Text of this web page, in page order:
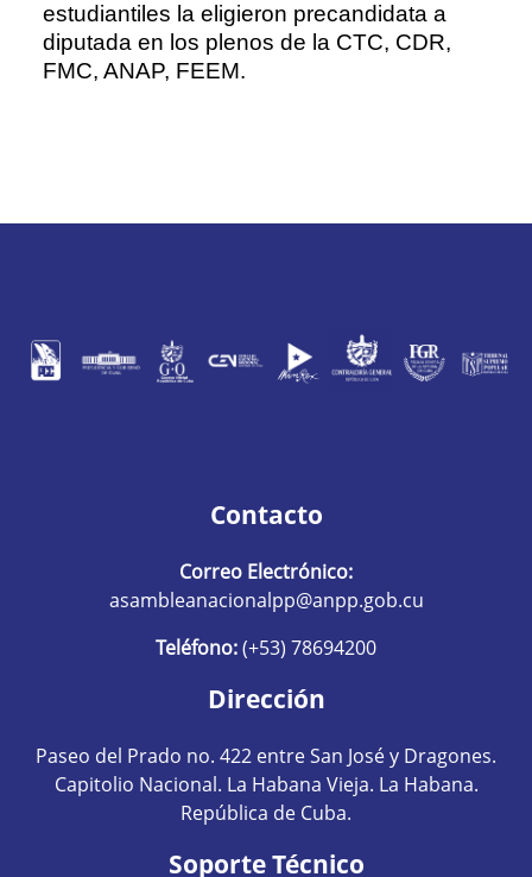
estudiantiles la eligieron precandidata a
diputada en los plenos de la CTC, CDR,
FMC, ANAP, FEEM.
Contacto
Correo Electrónico:
asambleanacionalpp@anpp.gob.cu
Teléfono:(+53) 78694200
Dirección
Paseo del Prado no. 422 entre San José y Dragones.
Capitolio Nacional. La Habana Vieja. La Habana.
República de Cuba.
Soporte Técnico